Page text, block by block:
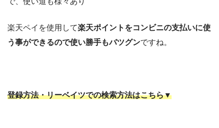
楽天ペイを使用して楽天ポイントをコンビニの支払いに使
う事ができるので使い勝手もバツグンですね。
登録方法・リーベイツでの検索方法はこちら▼